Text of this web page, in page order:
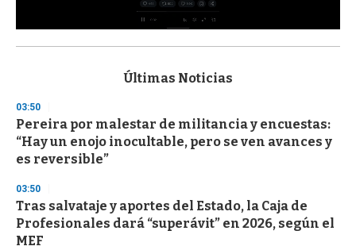
s
d
s
o
3
s
e
c
o
n
Últimas Noticias
03:50
Pereira por malestar de militancia y encuestas:
“Hay un enojo inocultable, pero se ven avances y
es reversible”
03:50
Tras salvataje y aportes del Estado, la Caja de
Profesionales dará “superávit” en 2026, según el
MEF